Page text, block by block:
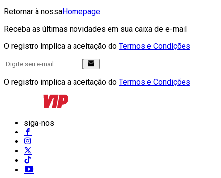
Retornar à nossaHomepage
Receba as últimas novidades em sua caixa de e-mail
O registro implica a aceitação do Termos e Condições
O registro implica a aceitação do Termos e Condições
siga-nos